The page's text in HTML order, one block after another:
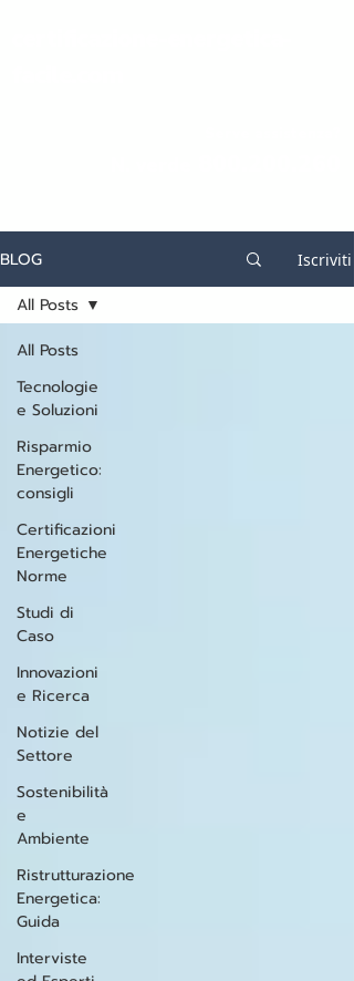
BLOG Iscriviti
All Posts
Tecnologie
e Soluzioni
Risparmio
Energetico:
consigli
Certificazioni
Energetiche
Norme
Studi di
Caso
Innovazioni
e Ricerca
Notizie del
Settore
Sostenibilità
e
Ambiente
Ristrutturazione
Energetica:
Guida
Interviste
All Posts